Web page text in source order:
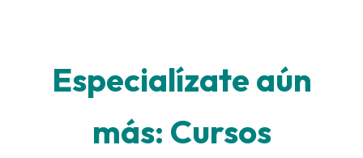
Especialízate aún
más: Cursos